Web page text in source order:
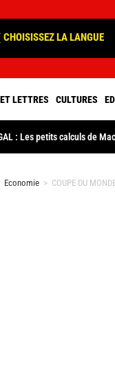
CHOISISSEZ LA LANGUE
LETTRES CULTURES
: Les petits calculs de
Economie > COUPE DU